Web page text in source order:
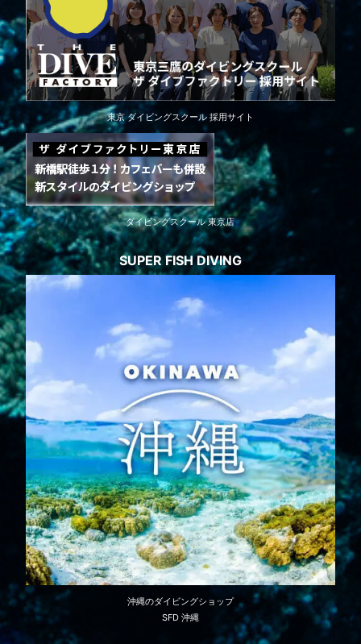
東京 ダイビングスクール 採用サイト
ダイビングスクール 東京店
SUPER FISH DIVING
沖縄のダイビングショップ
SFD 沖縄